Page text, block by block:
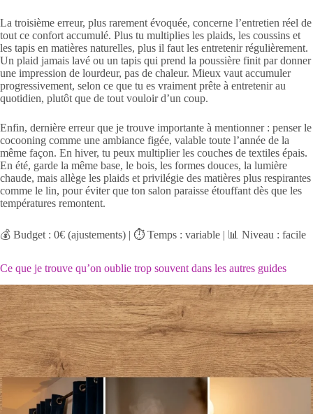
La troisième erreur, plus rarement évoquée, concerne l’entretien réel de
tout ce confort accumulé. Plus tu multiplies les plaids, les coussins et
les tapis en matières naturelles, plus il faut les entretenir régulièrement.
Un plaid jamais lavé ou un tapis qui prend la poussière finit par donner
une impression de lourdeur, pas de chaleur. Mieux vaut accumuler
progressivement, selon ce que tu es vraiment prête à entretenir au
quotidien, plutôt que de tout vouloir d’un coup.
Enfin, dernière erreur que je trouve importante à mentionner : penser le
cocooning comme une ambiance figée, valable toute l’année de la
même façon. En hiver, tu peux multiplier les couches de textiles épais.
En été, garde la même base, le bois, les formes douces, la lumière
chaude, mais allège les plaids et privilégie des matières plus respirantes
comme le lin, pour éviter que ton salon paraisse étouffant dès que les
températures remontent.
💰 Budget : 0€ (ajustements) | ⏱️ Temps : variable | 📊 Niveau : facile
Ce que je trouve qu’on oublie trop souvent dans les autres guides